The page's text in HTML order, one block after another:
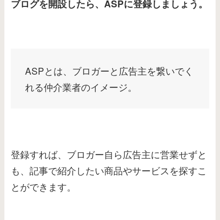
ブログを開設したら、ASPに登録しましょう。
ASPとは、ブロガーと広告主を繋いでく
れる仲介業者のイメージ。
登録すれば、ブロガー自ら広告主に営業せずと
も、記事で紹介したい商品やサービスを探すこ
とができます。